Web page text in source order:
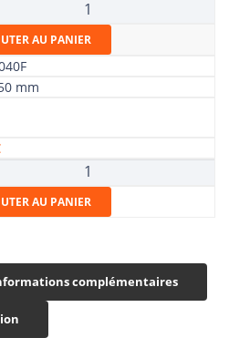
AU PANIER
mm
AU PANIER
complémentaires